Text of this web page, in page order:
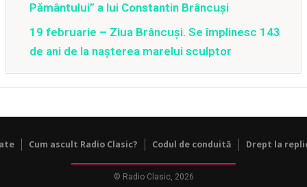
Pământului” a lui Constantin Brâncuşi
19 februarie – Ziua Brâncuşi. Se împlinesc 143
de ani de la naşterea marelui sculptor
Cum ascult Radio Clasic? Codul de conduită Drept la
© Radio Clasic, 2026